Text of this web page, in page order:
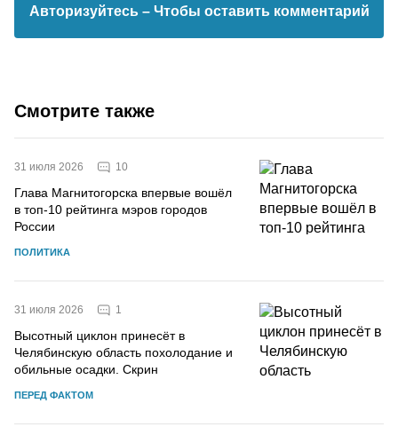
Авторизуйтесь – Чтобы оставить комментарий
Смотрите также
31 июля 2026 10
Глава Магнитогорска впервые вошёл
в топ-10 рейтинга мэров городов
России
ПОЛИТИКА
31 июля 2026 1
Высотный циклон принесёт в
Челябинскую область похолодание и
обильные осадки. Скрин
ПЕРЕД ФАКТОМ